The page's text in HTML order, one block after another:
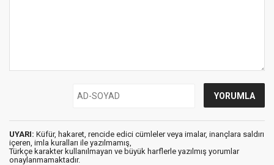
UYARI: Küfür, hakaret, rencide edici cümleler veya imalar, inançlara saldırı
içeren, imla kuralları ile yazılmamış,
Türkçe karakter kullanılmayan ve büyük harflerle yazılmış yorumlar
onaylanmamaktadır.